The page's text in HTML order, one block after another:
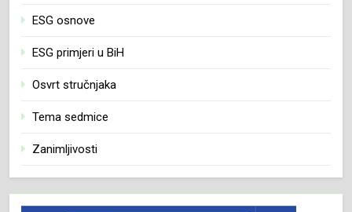
ESG osnove
ESG primjeri u BiH
Osvrt stručnjaka
Tema sedmice
Zanimljivosti